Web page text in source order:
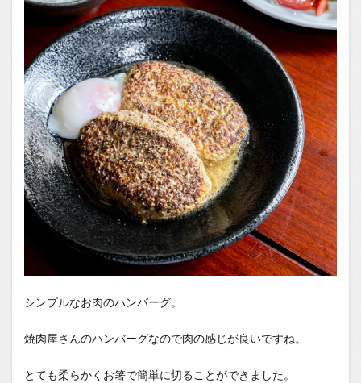
シンプルなお肉のハンバーグ。
焼肉屋さんのハンバーグなので肉の感じが良いですね。
とても柔らかくお箸で簡単に切ることができました。